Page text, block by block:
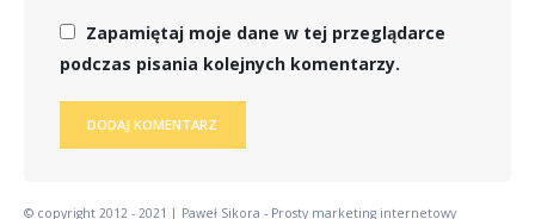
Zapamiętaj moje dane w tej przeglądarce
podczas pisania kolejnych komentarzy.
© copyright 2012 - 2021 | Paweł Sikora - Prosty marketing internetowy